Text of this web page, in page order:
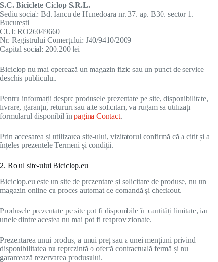
S.C. Biciclete Ciclop S.R.L.
Sediu social: Bd. Iancu de Hunedoara nr. 37, ap. B30, sector 1,
București
CUI: RO26049660
Nr. Registrului Comerțului: J40/9410/2009
Capital social: 200.200 lei
Biciclop nu mai operează un magazin fizic sau un punct de service
deschis publicului.
Pentru informații despre produsele prezentate pe site, disponibilitate,
livrare, garanții, retururi sau alte solicitări, vă rugăm să utilizați
formularul disponibil în pagina Contact.
Prin accesarea și utilizarea site-ului, vizitatorul confirmă că a citit și a
înțeles prezentele Termeni și condiții.
2. Rolul site-ului Biciclop.eu
Biciclop.eu este un site de prezentare și solicitare de produse, nu un
magazin online cu proces automat de comandă și checkout.
Produsele prezentate pe site pot fi disponibile în cantități limitate, iar
unele dintre acestea nu mai pot fi reaprovizionate.
Prezentarea unui produs, a unui preț sau a unei mențiuni privind
disponibilitatea nu reprezintă o ofertă contractuală fermă și nu
garantează rezervarea produsului.